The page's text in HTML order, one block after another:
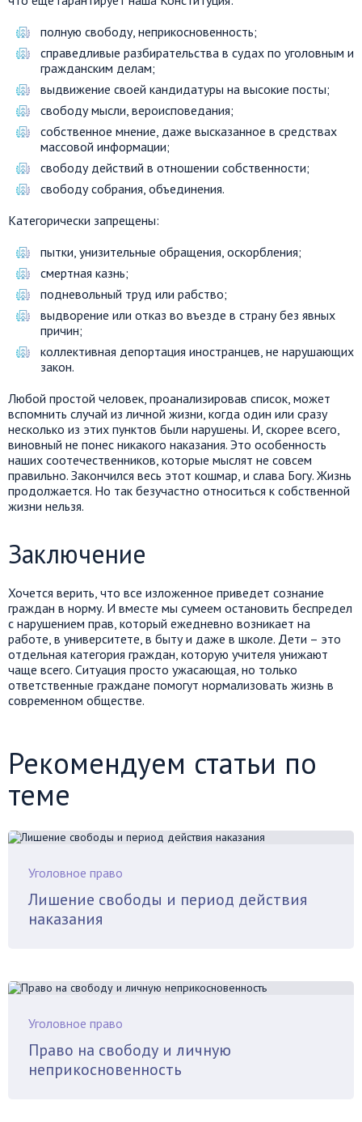
полную свободу, неприкосновенность;
справедливые разбирательства в судах по уголовным и
гражданским делам;
выдвижение своей кандидатуры на высокие посты;
свободу мысли, вероисповедания;
собственное мнение, даже высказанное в средствах
массовой информации;
свободу действий в отношении собственности;
свободу собрания, объединения.
Категорически запрещены:
пытки, унизительные обращения, оскорбления;
смертная казнь;
подневольный труд или рабство;
выдворение или отказ во въезде в страну без явных
причин;
коллективная депортация иностранцев, не нарушающих
закон.
Любой простой человек, проанализировав список, может
вспомнить случай из личной жизни, когда один или сразу
несколько из этих пунктов были нарушены. И, скорее всего,
виновный не понес никакого наказания. Это особенность
наших соотечественников, которые мыслят не совсем
правильно. Закончился весь этот кошмар, и слава Богу. Жизнь
продолжается. Но так безучастно относиться к собственной
жизни нельзя.
Заключение
Хочется верить, что все изложенное приведет сознание
граждан в норму. И вместе мы сумеем остановить беспредел
с нарушением прав, который ежедневно возникает на
работе, в университете, в быту и даже в школе. Дети – это
отдельная категория граждан, которую учителя унижают
чаще всего. Ситуация просто ужасающая, но только
ответственные граждане помогут нормализовать жизнь в
современном обществе.
Рекомендуем статьи по
теме
Уголовное право
Лишение свободы и период действия
наказания
Уголовное право
Право на свободу и личную
неприкосновенность